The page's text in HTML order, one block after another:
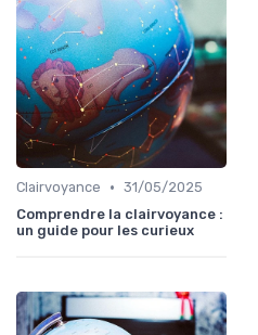
Clairvoyance • 31/05/2025
Comprendre la clairvoyance :
un guide pour les curieux